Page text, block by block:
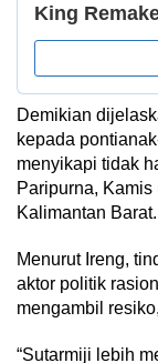
Demikian
kepada
menyikapi tidak
Paripurna,
Kalimantan Barat.
Menurut Ireng,
aktor politik
mengambil
“Sutarmiji lebih